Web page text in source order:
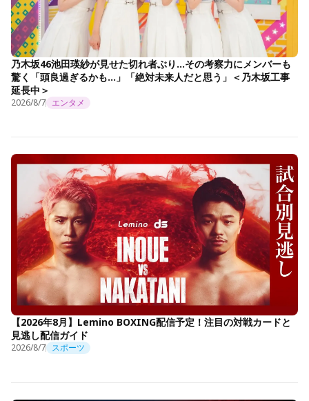
乃木坂46池田瑛紗が見せた切れ者ぶり…その考察力にメンバーも
驚く「頭良過ぎるかも…」「絶対未来人だと思う」＜乃木坂工事
延長中＞
2026/8/7 エンタメ
【2026年8月】Lemino BOXING配信予定！注目の対戦カードと
見逃し配信ガイド
2026/8/7 スポーツ